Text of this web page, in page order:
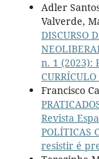
Adler
Valverde,
DISCURSO
n. 1 (2023):
Francisco
Revista
POLÍTICAS
resistir é